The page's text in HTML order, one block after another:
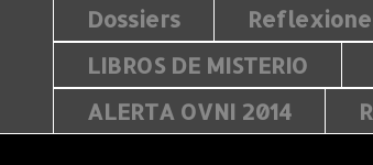
Dossiers
LIBROS DE MISTERIO
ALERTA OVNI 2014